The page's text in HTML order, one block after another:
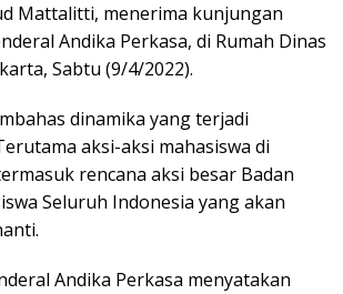
Mattalitti, menerima kunjungan
Andika Perkasa, di Rumah Dinas
Sabtu (9/4/2022).
dinamika yang terjadi
aksi-aksi mahasiswa di
rencana aksi besar Badan
Seluruh Indonesia yang akan
Andika Perkasa menyatakan